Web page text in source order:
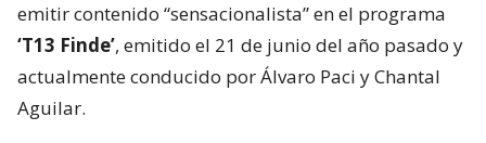
emitir contenido “sensacionalista” en el programa
‘T13 Finde’, emitido el 21 de junio del año pasado y
actualmente conducido por Álvaro Paci y Chantal
Aguilar.